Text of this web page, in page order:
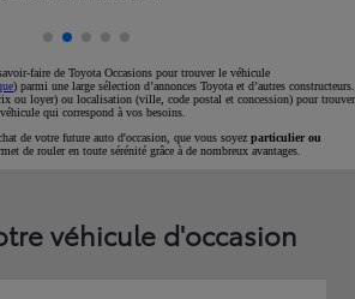
faire de Toyota Occasions pour trouver le véhicule
) parmi une large sélection d’annonces Toyota et d’autres constructeurs.
ou loyer) ou localisation (ville, code postal et concession) pour trouver
qui correspond à vos besoins.
de votre future auto d'occasion, que vous soyez particulier ou
de rouler en toute sérénité grâce à de nombreux avantages.
véhicule d'occasion